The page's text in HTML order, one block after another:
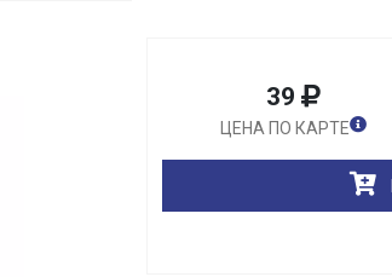
39
ЦЕНА ПО КАРТЕ